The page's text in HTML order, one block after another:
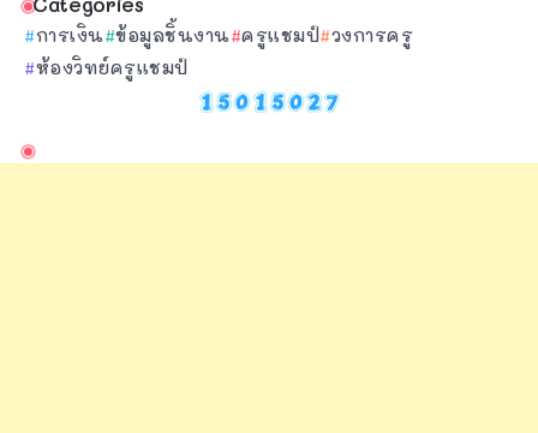
การเงิน ข้อมูลชิ้นงาน ครูแชมป์ วงการครู
ห้องวิทย์ครูแชมป์